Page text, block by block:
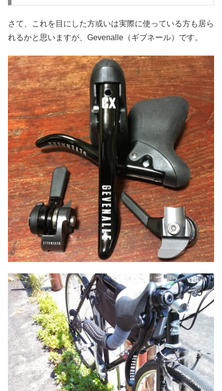
さて、これを目にした方或いは実際に使っている方も居ら
れるかと思いますが、Gevenalle（ギブネール）です。